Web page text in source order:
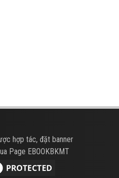
hợp tác, đặt banner
Page EBOOKBKMT